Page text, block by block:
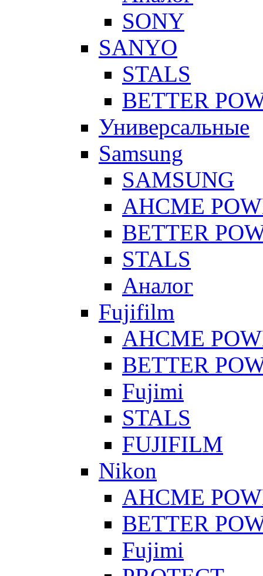
SONY
SANYO
STALS
BETTER
Универсальные
Samsung
SAMSUNG
AHCME
BETTER
STALS
Аналог
Fujifilm
AHCME
BETTER
Fujimi
STALS
FUJIFILM
Nikon
AHCME
BETTER
Fujimi